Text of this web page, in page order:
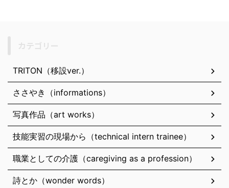
TRITON（移設ver.）
ささやき（informations）
写真作品（art works）
技能実習の現場から（technical intern trainee）
職業としての介護（caregiving as a profession）
詩とか（wonder words）